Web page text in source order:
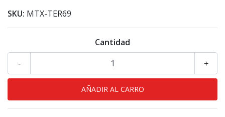
SKU: MTX-TER69
Cantidad
+
-